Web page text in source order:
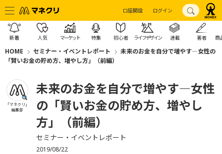
口座開設 ログイン
新着 人気 マーケット 特集 初心者 ライフデザイン 連載 著者 商
HOME セミナー・イベントレポート
未来のお金を自分で増やす―女性の
「賢いお金の貯め方、増やし方」（前編）
「マネクリ」
編集部
未来のお金を自分で増やす―女性
の「賢いお金の貯め方、増やし
方」（前編）
セミナー・イベントレポート
2019/08/22